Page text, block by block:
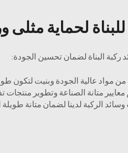
لحماية مثلى
البناة لضمان تحسين الجودة:
مواد عالية الجودة وبنيت لتكون
متانة الصناعة وتطوير منتجات
الركبة لدينا لضمان متانة طويلة